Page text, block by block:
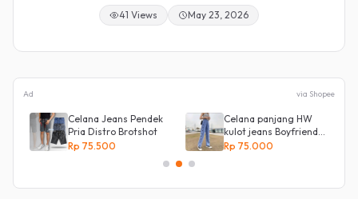
41 Views May 23, 2026
Ad via Shopee
Celana Jeans Pendek
Pria Distro Brotshot
Rp 75.500
Celana panjang HW
kulot jeans Boyfriend
Korea 27 - 34 - Kulot
Rp 75.000